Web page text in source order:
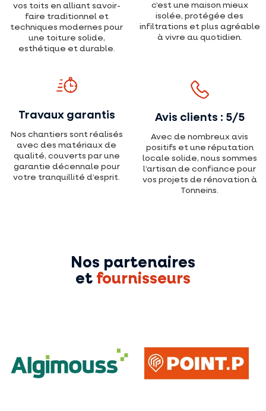
vos toits en alliant savoir-
faire traditionnel et
techniques modernes pour
une toiture solide,
esthétique et durable.
c’est une maison mieux
isolée, protégée des
infiltrations et plus agréable
à vivre au quotidien.
Travaux garantis
Nos chantiers sont réalisés
avec des matériaux de
qualité, couverts par une
garantie décennale pour
votre tranquillité d’esprit.
Avis clients : 5/5
Avec de nombreux avis
positifs et une réputation
locale solide, nous sommes
l’artisan de confiance pour
vos projets de rénovation à
Tonneins.
Nos partenaires
et fournisseurs